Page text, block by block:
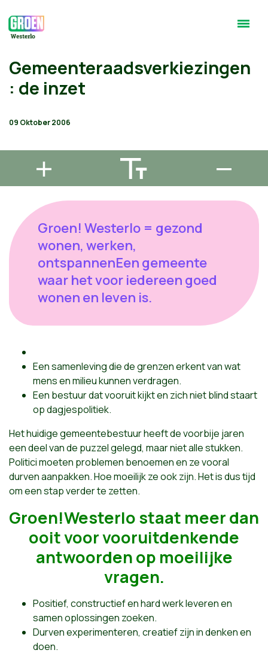
Gemeenteraadsverkiezingen
: de inzet
09 Oktober 2006
Groen! Westerlo = gezond
wonen, werken,
ontspannenEen gemeente
waar het voor iedereen goed
wonen en leven is.
Een samenleving die de grenzen erkent van wat
mens en milieu kunnen verdragen.
Een bestuur dat vooruit kijkt en zich niet blind staart
op dagjespolitiek.
Het huidige gemeentebestuur heeft de voorbije jaren
een deel van de puzzel gelegd, maar niet alle stukken.
Politici moeten problemen benoemen en ze vooral
durven aanpakken. Hoe moeilijk ze ook zijn. Het is dus tijd
om een stap verder te zetten.
Groen!Westerlo staat meer dan
ooit voor vooruitdenkende
antwoorden op moeilijke
vragen.
Positief, constructief en hard werk leveren en
samen oplossingen zoeken.
Durven experimenteren, creatief zijn in denken en
doen.